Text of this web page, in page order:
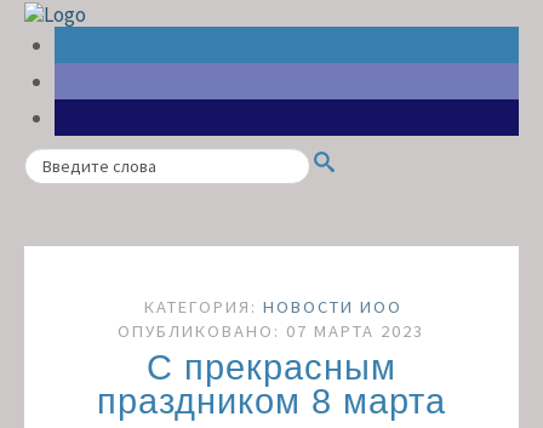
Search
КАТЕГОРИЯ: НОВОСТИ ИОО
ОПУБЛИКОВАНО: 07 МАРТА 2023
С прекрасным
праздником 8 марта